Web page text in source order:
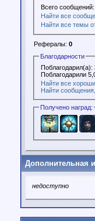
Всего
Найти все
Найти все темы
Рефералы: 0
Благодарности
Поблагодарил(а):
Поблагодарили
Найти все
Найти
Получено наград:
Дополнительная
недоступно